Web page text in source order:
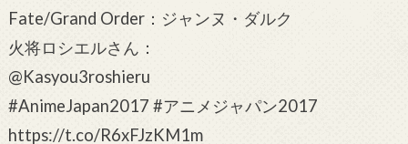
Fate/Grand Order：ジャンヌ・ダルク
火将ロシエルさん：
@Kasyou3roshieru
#AnimeJapan2017 #アニメジャパン2017
https://t.co/R6xFJzKM1m